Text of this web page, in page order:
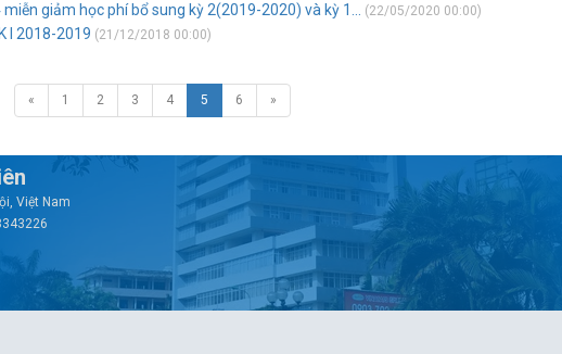
giảm học phí bổ sung kỳ 2(2019-2020) và kỳ 1... (22/05/2020 00:00)
I 2018-2019 (21/12/2018 00:00)
« 1 2 3 4 5 6 »
Việt Nam